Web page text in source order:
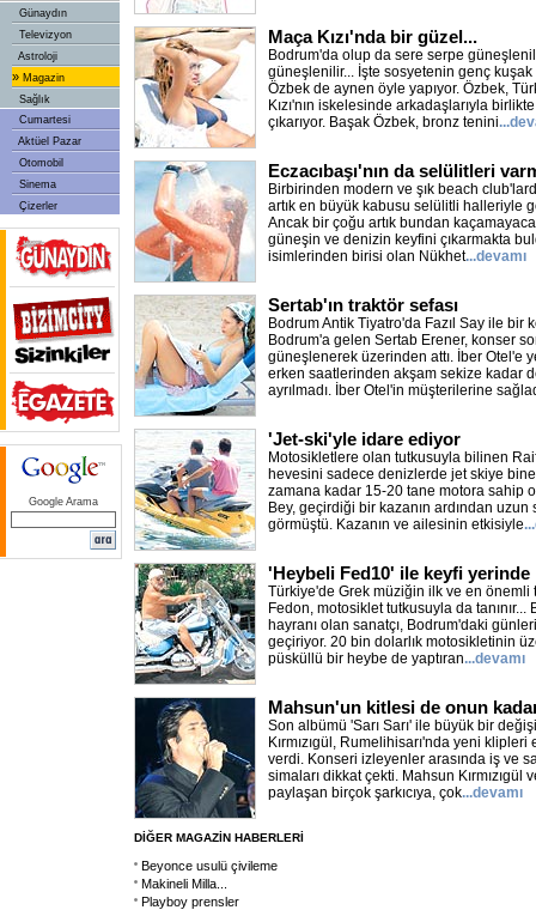
Günaydın
Televizyon
Astroloji
» Magazin
Sağlık
Cumartesi
Aktüel Pazar
Otomobil
Sinema
Çizerler
Google Arama
Maça Kızı'nda bir güzel...
Bodrum'da olup da sere serpe
güneşlenilir... İşte sosyetenin genç
Özbek de aynen öyle yapıyor. Özbek,
Kızı'nın iskelesinde arkadaşlarıyla
çıkarıyor. Başak Özbek, bronz tenini
Eczacıbaşı'nın da selülitleri
Birbirinden modern ve şık beach
artık en büyük kabusu selülitli halleriyle
Ancak bir çoğu artık bundan
güneşin ve denizin keyfini çıkarmakta
isimlerinden birisi olan Nükhet...devamı
Sertab'ın traktör sefası
Bodrum Antik Tiyatro'da Fazıl Say ile bir
Bodrum'a gelen Sertab Erener, konser
güneşlenerek üzerinden attı. İber Otel'e
erken saatlerinden akşam sekize kadar
ayrılmadı. İber Otel'in müşterilerine
'Jet-ski'yle idare ediyor
Motosikletlere olan tutkusuyla bilinen
hevesini sadece denizlerde jet skiye
zamana kadar 15-20 tane motora sahip
Bey, geçirdiği bir kazanın ardından
görmüştü. Kazanın ve ailesinin etkisiyle
'Heybeli Fed10' ile keyfi yerinde
Türkiye'de Grek müziğin ilk ve en
Fedon, motosiklet tutkusuyla da
hayranı olan sanatçı, Bodrum'daki
geçiriyor. 20 bin dolarlık motosikletinin
püsküllü bir heybe de yaptıran...devamı
Mahsun'un kitlesi de onun
Son albümü 'Sarı Sarı' ile büyük bir
Kırmızıgül, Rumelihisarı'nda yeni
verdi. Konseri izleyenler arasında iş ve
simaları dikkat çekti. Mahsun Kırmızıgül
paylaşan birçok şarkıcıya, çok...devamı
DİĞER MAGAZİN HABERLERİ
Beyonce usulü çivileme
Makineli Milla...
Playboy prensler